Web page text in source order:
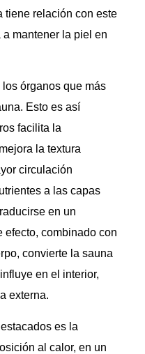
tiene relación con este
mantener la piel en
órganos que más
Esto es así
facilita la
la textura
circulación
a las capas
en un
efecto, combinado con
convierte la sauna
en el interior,
externa.
es la
al calor, en un